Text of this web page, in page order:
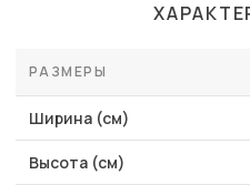
РАЗМЕРЫ
Ширина (см)
Высота (см)